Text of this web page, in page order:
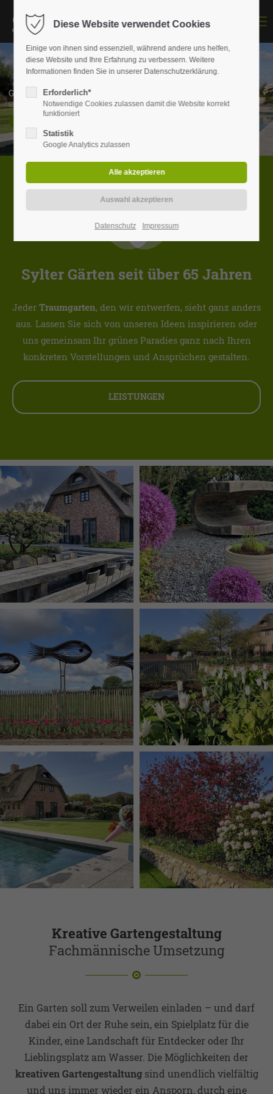
Garten- & Landschaftsbau
auf der Insel Sylt
Sylter Gärten seit über 65 Jahren
Jeder Traumgarten, den wir entwerfen, sieht ganz anders
aus. Lassen Sie sich von unseren Ideen inspirieren oder
uns gemeinsam Ihr grünes Paradies ganz nach Ihren
konkreten Vorstellungen und Ansprüchen gestalten.
LEISTUNGEN
Kreative Gartengestaltung
Fachmännische Umsetzung
Ein Garten soll zum Verweilen einladen – und darf
dabei ein Ort der Ruhe sein, ein Spielplatz für die
Kinder, eine Landschaft für Entdecker oder Ihr
Lieblingsplatz am Wasser. Die Möglichkeiten der
kreativen Gartengestaltungsind unendlich vielfältig
und uns immer wieder ein Ansporn, durch eine
Diese Website verwendet Cookies
Einige von ihnen sind essenziell, während andere uns helfen,
diese Website und Ihre Erfahrung zu verbessern. Weitere
Informationen finden Sie in unserer Datenschutzerklärung.
Erforderlich*
Notwendige Cookies zulassen damit die Website korrekt
funktioniert
Statistik
Google Analytics zulassen
Datenschutz Impressum